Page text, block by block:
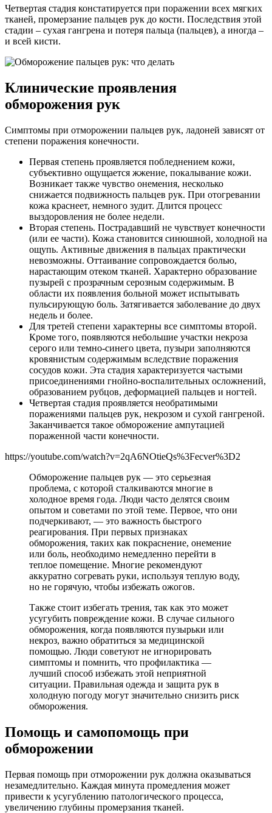
Четвертая стадия констатируется при поражении всех мягких
тканей, промерзание пальцев рук до кости. Последствия этой
стадии – сухая гангрена и потеря пальца (пальцев), а иногда –
и всей кисти.
Клинические проявления
обморожения рук
Симптомы при отморожении пальцев рук, ладоней зависят от
степени поражения конечности.
Первая степень проявляется побледнением кожи,
субъективно ощущается жжение, покалывание кожи.
Возникает также чувство онемения, несколько
снижается подвижность пальцев рук. При отогревании
кожа краснеет, немного зудит. Длится процесс
выздоровления не более недели.
Вторая степень. Пострадавший не чувствует конечности
(или ее части). Кожа становится синюшной, холодной на
ощупь. Активные движения в пальцах практически
невозможны. Оттаивание сопровождается болью,
нарастающим отеком тканей. Характерно образование
пузырей с прозрачным серозным содержимым. В
области их появления больной может испытывать
пульсирующую боль. Затягивается заболевание до двух
недель и более.
Для третей степени характерны все симптомы второй.
Кроме того, появляются небольшие участки некроза
серого или темно-синего цвета, пузыри заполняются
кровянистым содержимым вследствие поражения
сосудов кожи. Эта стадия характеризуется частыми
присоединениями гнойно-воспалительных осложнений,
образованием рубцов, деформацией пальцев и ногтей.
Четвертая стадия проявляется необратимыми
поражениями пальцев рук, некрозом и сухой гангреной.
Заканчивается такое обморожение ампутацией
пораженной части конечности.
https://youtube.com/watch?v=2qA6NOtieQs%3Fecver%3D2
Обморожение пальцев рук — это серьезная
проблема, с которой сталкиваются многие в
холодное время года. Люди часто делятся своим
опытом и советами по этой теме. Первое, что они
подчеркивают, — это важность быстрого
реагирования. При первых признаках
обморожения, таких как покраснение, онемение
или боль, необходимо немедленно перейти в
теплое помещение. Многие рекомендуют
аккуратно согревать руки, используя теплую воду,
но не горячую, чтобы избежать ожогов.
Также стоит избегать трения, так как это может
усугубить повреждение кожи. В случае сильного
обморожения, когда появляются пузырьки или
некроз, важно обратиться за медицинской
помощью. Люди советуют не игнорировать
симптомы и помнить, что профилактика —
лучший способ избежать этой неприятной
ситуации. Правильная одежда и защита рук в
холодную погоду могут значительно снизить риск
обморожения.
Помощь и самопомощь при
обморожении
Первая помощь при отморожении рук должна оказываться
незамедлительно. Каждая минута промедления может
привести к усугублению патологического процесса,
увеличению глубины промерзания тканей.